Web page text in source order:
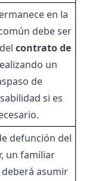
en la
debe ser
contrato de
un
de
si es
defunción del
un familiar
asumir